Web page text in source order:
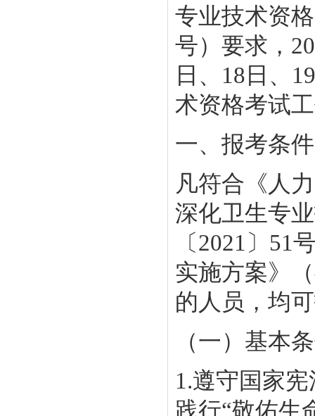
专业技术资
号）要求，
日、18日、
术资格考试
一、报考条件
凡符合《人
深化卫生专
〔2021〕
实施方案》
的人员，均
（一）基本
1.遵守国家
践行“敬佑生